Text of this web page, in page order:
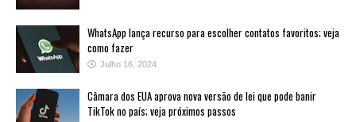
WhatsApp lança recurso para escolher contatos favoritos; veja
como fazer
Julho 16, 2024
Câmara dos EUA aprova nova versão de lei que pode banir
TikTok no país; veja próximos passos